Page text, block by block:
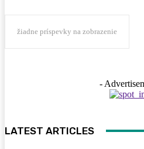
žiadne príspevky na zobrazenie
-
LATEST ARTICLES